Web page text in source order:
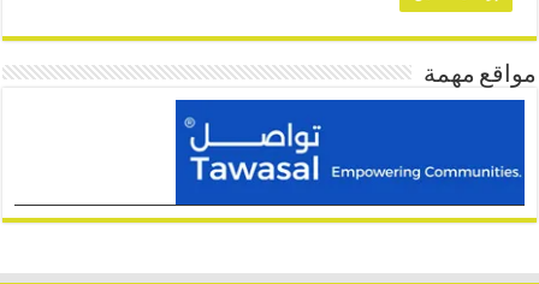
مواقع مهمة